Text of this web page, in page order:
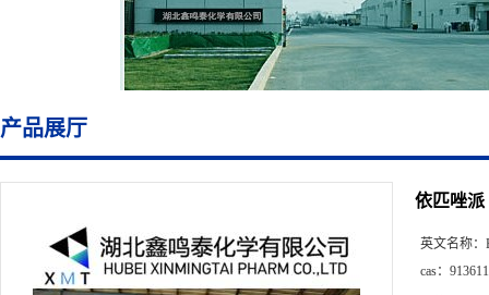
产品展厅
依匹唑派
英文名称：
cas：